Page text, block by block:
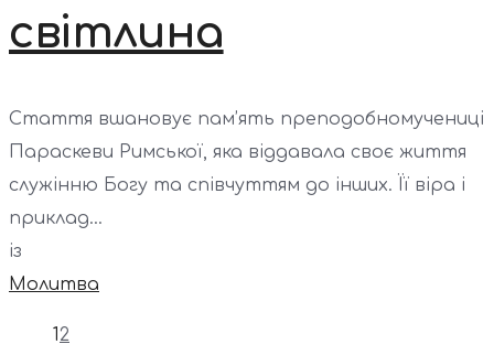
світлина
Стаття вшановує пам’ять преподобномучениці
Параскеви Римської, яка віддавала своє життя
служінню Богу та співчуттям до інших. Її віра і
приклад...
із
Молитва
12